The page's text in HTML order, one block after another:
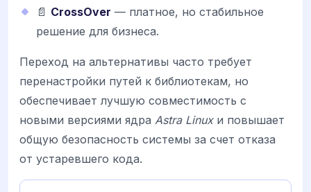
📄 CrossOver — платное, но стабильное
решение для бизнеса.
Переход на альтернативы часто требует
перенастройки путей к библиотекам, но
обеспечивает лучшую совместимость с
новыми версиями ядра Astra Linuxи повышает
общую безопасность системы за счет отказа
от устаревшего кода.